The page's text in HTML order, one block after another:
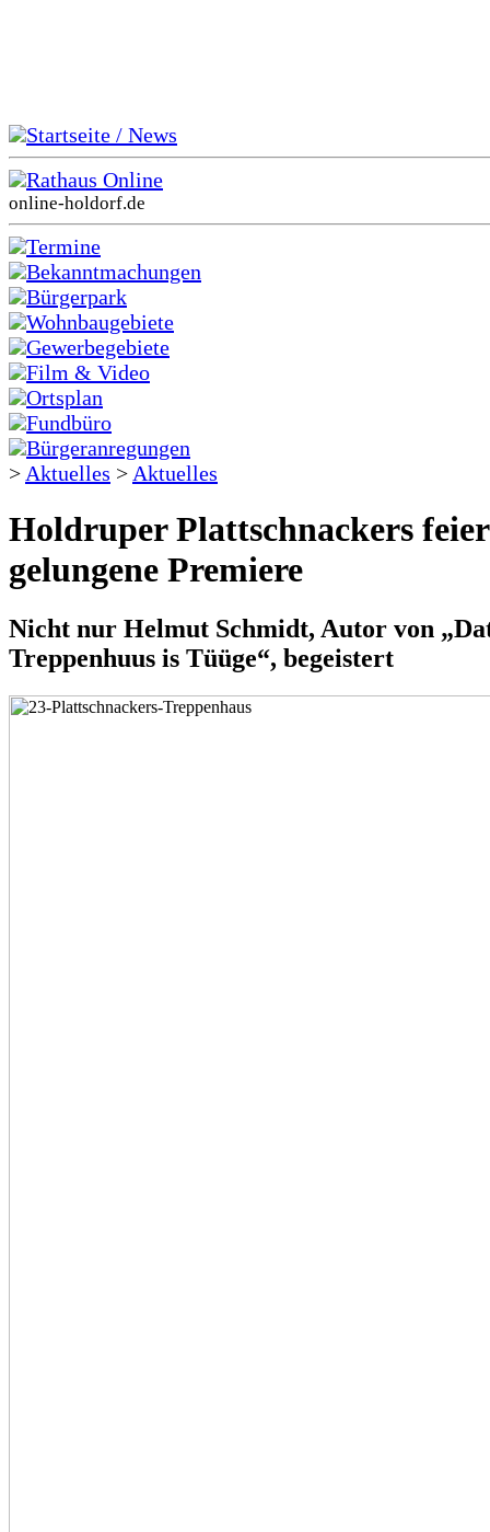
Startseite / News
Rathaus Online
online-holdorf.de
Termine
Bekanntmachungen
Bürgerpark
Wohnbaugebiete
Gewerbegebiete
Film & Video
Ortsplan
Fundbüro
Bürgeranregungen
> Aktuelles > Aktuelles
Holdruper Plattschnackers
gelungene Premiere
Nicht nur Helmut Schmidt, Autor von
Treppenhuus is Tüüge“, begeistert